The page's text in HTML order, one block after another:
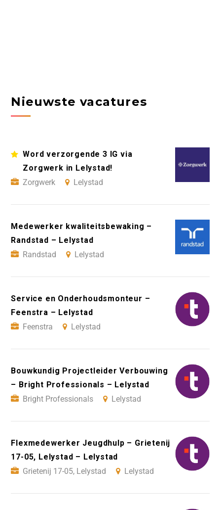
Nieuwste vacatures
Word verzorgende 3 IG via
Zorgwerk in Lelystad!
Zorgwerk
Lelystad
Medewerker kwaliteitsbewaking –
Randstad – Lelystad
Randstad
Lelystad
Service en Onderhoudsmonteur –
Feenstra – Lelystad
Feenstra
Lelystad
Bouwkundig Projectleider Verbouwing
– Bright Professionals – Lelystad
Bright Professionals
Lelystad
Flexmedewerker Jeugdhulp – Grietenij
17-05, Lelystad – Lelystad
Grietenij 17-05, Lelystad
Lelystad